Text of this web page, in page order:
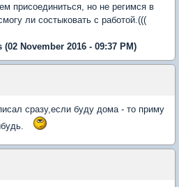
присоединиться, но не регимся в
ли состыковать с работой.(((
(02 November 2016 - 09:37 PM)
сразу,если буду дома - то приму